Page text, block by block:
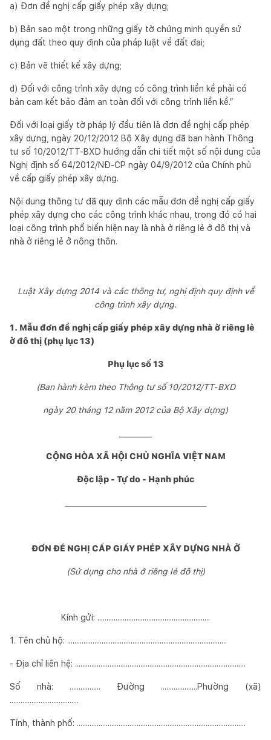
a) Đơn đề nghị cấp giấy phép xây dựng;
b) Bản sao một trong những giấy tờ chứng minh quyền sử
dụng đất theo quy định của pháp luật về đất đai;
c) Bản vẽ thiết kế xây dựng;
d) Đối với công trình xây dựng có công trình liền kề phải có
bản cam kết bảo đảm an toàn đối với công trình liền kề.”
Đối với loại giấy tờ pháp lý đầu tiên là đơn đề nghị cấp phép
xây dựng, ngày 20/12/2012 Bộ Xây dựng đã ban hành Thông
tư số 10/2012/TT-BXD hướng dẫn chi tiết một số nội dung của
Nghị định số 64/2012/NĐ-CP ngày 04/9/2012 của Chính phủ
về cấp giấy phép xây dựng.
Nội dung thông tư đã quy định các mẫu đơn đề nghị cấp giấy
phép xây dựng cho các công trình khác nhau, trong đó có hai
loại công trình phổ biến hiện nay là nhà ở riêng lẻ ở đô thị và
nhà ở riêng lẻ ở nông thôn.
Luật Xây dựng 2014 và các thông tư, nghị định quy định về
công trình xây dựng.
1. Mẫu đơn đề nghị cấp giấy phép xây dựng nhà ở riêng lẻ
ở đô thị (phụ lục 13)
Phụ lục số 13
(Ban hành kèm theo Thông tư số 10/2012/TT-BXD
ngày 20 tháng 12 năm 2012 của Bộ Xây dựng)
CỘNG HÒA XÃ HỘI CHỦ NGHĨA VIỆT NAM
Độc lập - Tự do - Hạnh phúc
ĐƠN ĐỀ NGHỊ CẤP GIẤY PHÉP XÂY DỰNG NHÀ Ở
(Sử dụng cho nhà ở riêng lẻ đô thị)
Kính gửi: ..............................................................
1. Tên chủ hộ: ........................................................................................
- Địa chỉ liên hệ: ..............................................................................................
Số nhà: ................. Đường ....................Phường (xã)
......................................
Tỉnh, thành phố: .............................................................................................